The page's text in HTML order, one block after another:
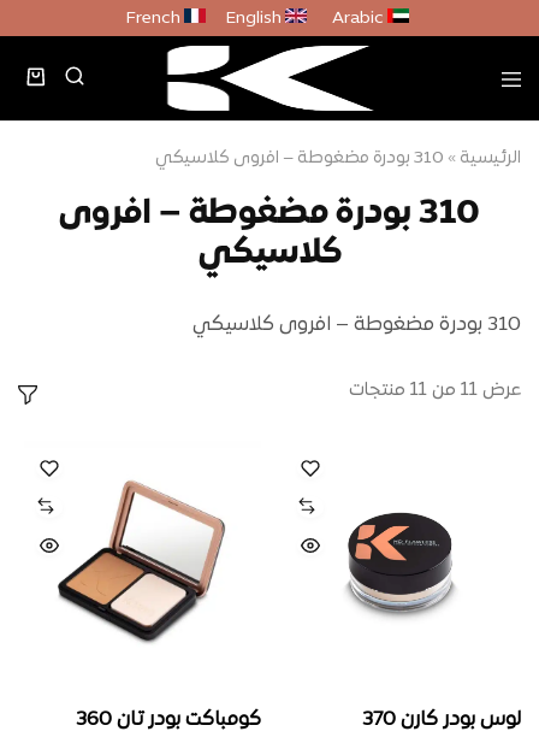
Arabic
English
French
الرئيسية » 310 بودرة مضغوطة – افروى كلاسيكي
310 بودرة مضغوطة – افروى
كلاسيكي
310 بودرة مضغوطة – افروى كلاسيكي
عرض من 11 منتجات
لوس بودر كارن 370 كومباكت بودر تان 360